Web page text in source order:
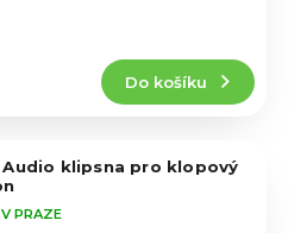
Do košíku
Audio klipsna pro klopový
PRAZE